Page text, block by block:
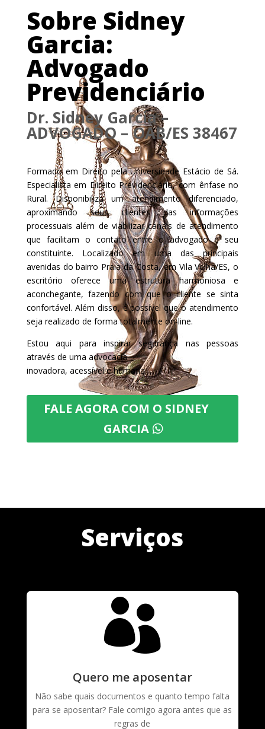
Sobre Sidney
Garcia:
Advogado
Previdenciário
Dr. Sidney Garcia –
ADVOGADO – OAB/ES 38467
Formado em Direito pela Universidade Estácio de Sá.
Especialista em Direito Previdenciário, com ênfase no
Rural. Disponibiliza um atendimento diferenciado,
aproximando seus clientes das informações
processuais além de viabilizar canais de atendimento
que facilitam o contato entre o advogado e seu
constituinte. Localizado em uma das principais
avenidas do bairro Praia da Costa, em Vila Velha/ES, o
escritório oferece uma estrutura harmoniosa e
aconchegante, fazendo com que o cliente se sinta
confortável. Além disso, é possível que o atendimento
seja realizado de forma totalmente on-line.
Estou aqui para inspirar segurança nas pessoas
através de uma advocacia
inovadora, acessível e humana.
FALE AGORA COM O SIDNEY
GARCIA
Serviços

Quero me aposentar
Não sabe quais documentos e quanto tempo falta
para se aposentar? Fale comigo agora antes que as
regras de